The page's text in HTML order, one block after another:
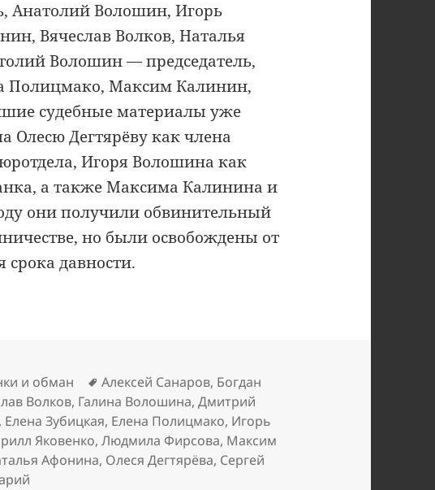
Анатолий Волошин, Игорь
Вячеслав Волков, Наталья
Волошин — председатель,
Полицмако, Максим Калинин,
судебные материалы уже
Олесю Дегтярёву как члена
Игоря Волошина как
а также Максима Калинина и
они получили обвинительный
но были освобождены от
срока давности.
и обман Метки
Алексей Санаров, Богдан
Волков, Галина Волошина,Дмитрий
, Елена Зубицкая, Елена Полицмако, Игорь
Яковенко,Людмила Фирсова, Максим
Афонина, Олеся Дегтярёва, Сергей